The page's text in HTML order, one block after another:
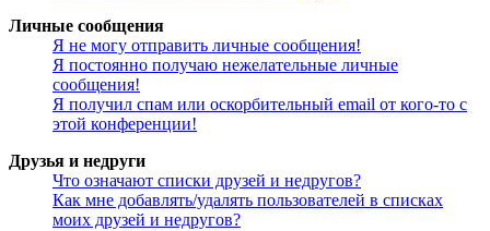
Личные сообщения
Я не могу отправить личные сообщения!
Я постоянно получаю нежелательные личные
сообщения!
Я получил спам или оскорбительный email от кого-то с
этой конференции!
Друзья и недруги
Что означают списки друзей и недругов?
Как мне добавлять/удалять пользователей в списках
моих друзей и недругов?